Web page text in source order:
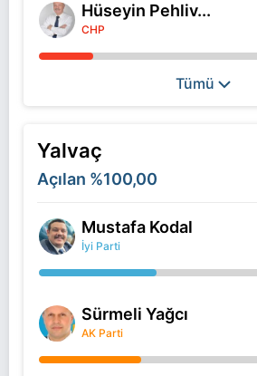
Hüseyin Pehliv...
CHP
Tümü
Yalvaç
Açılan %100,00
Mustafa Kodal
İyi Parti
Sürmeli Yağcı
AK Parti